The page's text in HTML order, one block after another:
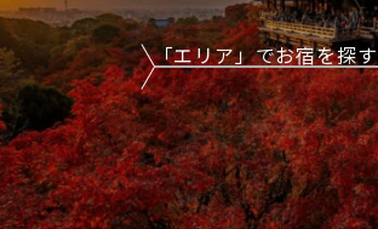
「エリア」でお宿を探す